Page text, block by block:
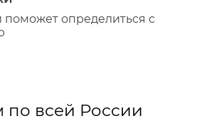
поможет определиться с
по всей России